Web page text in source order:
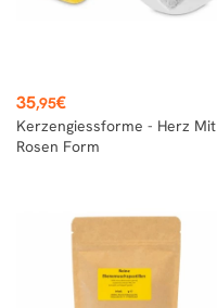
Preis
35,95€
Kerzengiessforme - Herz Mit
Rosen Form